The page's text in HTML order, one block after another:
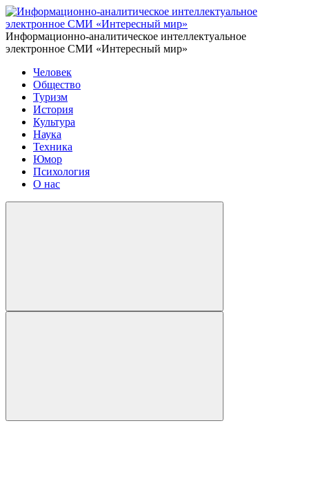
Информационно-аналитическое интеллектуальное
электронное СМИ «Интересный мир»
Человек
Общество
Туризм
История
Культура
Наука
Техника
Юмор
Психология
О нас